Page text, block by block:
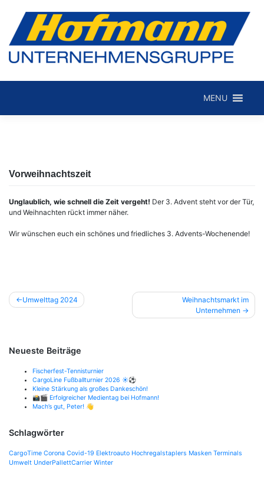
MENU
Vorweihnachtszeit
Unglaublich, wie schnell die Zeit vergeht! Der 3. Advent steht vor der Tür,
und Weihnachten rückt immer näher.
Wir wünschen euch ein schönes und friedliches 3. Advents-Wochenende!
Beitragsnavigation
Umwelttag 2024
Weihnachtsmarkt im
Unternehmen
Neueste Beiträge
Fischerfest-Tennisturnier
CargoLine Fußballturnier 2026 ☀️⚽
Kleine Stärkung als großes Dankeschön!
📸🎬 Erfolgreicher Medientag bei Hofmann!
Mach’s gut, Peter! 👋
Schlagwörter
CargoTime Corona Covid-19 Elektroauto Hochregalstaplers Masken Terminals
Umwelt UnderPallettCarrier Winter